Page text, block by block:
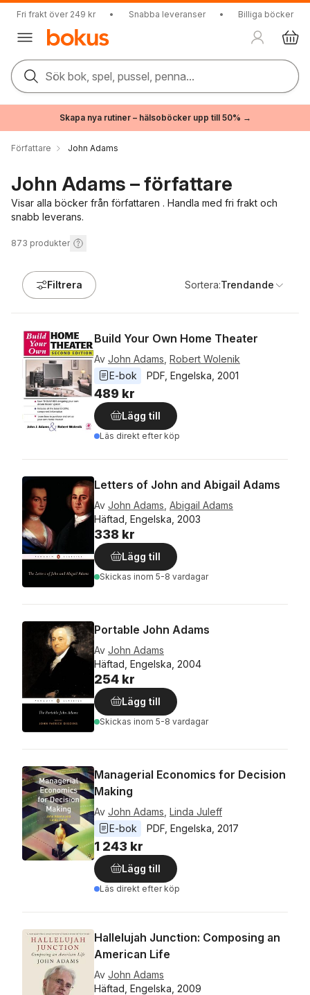
Fri frakt över 249 kr • Snabba leveranser • Billiga böcker
Sök bok, spel, pussel, penna...
Skapa nya rutiner – hälsoböcker upp till 50% →
Författare John Adams
John Adams – författare
Visar alla böcker från författaren . Handla med fri frakt och
snabb leverans.
873 produkter
Filtrera Sortera:Trendande
Build Your Own Home Theater
Av John Adams Robert Wolenik
E-bok
PDF Engelska 2001
489 kr
Lägg till
Läs direkt efter köp
Letters of John and Abigail Adams
Av John Adams Abigail Adams
Häftad, Engelska, 2003
338 kr
Lägg till
Skickas inom 5-8 vardagar
Portable John Adams
Av John Adams
Häftad, Engelska, 2004
254 kr
Lägg till
Skickas inom 5-8 vardagar
Managerial Economics for Decision
Making
Av John Adams Linda Juleff
E-bok
PDF Engelska 2017
1 243 kr
Lägg till
Läs direkt efter köp
Hallelujah Junction: Composing an
American Life
Av John Adams
Häftad, Engelska, 2009